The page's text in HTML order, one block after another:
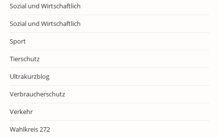
Sozial und Wirtschaftlich
Sozial und Wirtschaftlich
Sport
Tierschutz
Ultrakurzblog
Verbraucherschutz
Verkehr
Wahlkreis 272